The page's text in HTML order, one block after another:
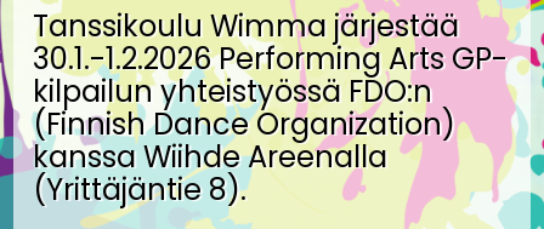
Tanssikoulu Wimma järjestää
30.1.-1.2.2026 Performing Arts GP-
kilpailun yhteistyössä FDO:n
(Finnish Dance Organization)
kanssa Wiihde Areenalla
(Yrittäjäntie 8).